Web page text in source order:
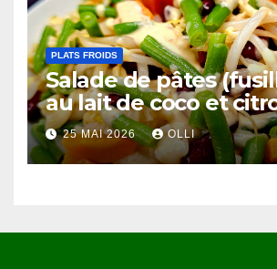
PLATS FROIDS
Salade de pâtes
au lait de coco et
25 MAI 2026 OLLI